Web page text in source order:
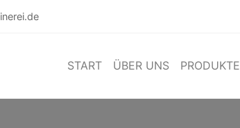
START ÜBER UNS PRODUKTE